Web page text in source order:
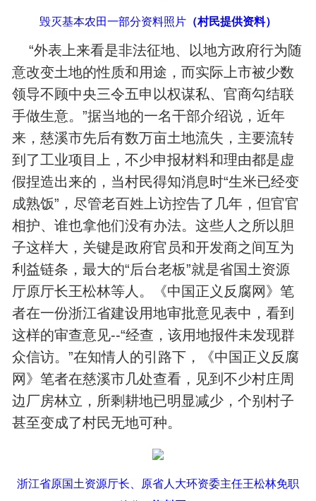
毁灭基本农田一部分资料照片 （村民提供资料）
“外表上来看是非法征地、以地方政府行为随
意改变土地的性质和用途，而实际上市被少数
领导不顾中央三令五申以权谋私、官商勾结联
手做生意。”据当地的一名干部介绍说，近年
来，慈溪市先后有数万亩土地流失，主要流转
到了工业项目上，不少申报材料和理由都是虚
假捏造出来的，当村民得知消息时“生米已经变
成熟饭”，尽管老百姓上访控告了几年，但官官
相护、谁也拿他们没有办法。这些人之所以胆
子这样大，关键是政府官员和开发商之间互为
利益链条，最大的“后台老板”就是省国土资源
厅原厅长王松林等人。《中国正义反腐网》笔
者在一份浙江省建设用地审批意见表中，看到
这样的审查意见--“经查，该用地报件未发现群
众信访。”在知情人的引路下，《中国正义反腐
网》笔者在慈溪市几处查看，见到不少村庄周
边厂房林立，所剩耕地已明显减少，个别村子
甚至变成了村民无地可种。
浙江省原国土资源厅长、原省人大环资委主任王松林免职